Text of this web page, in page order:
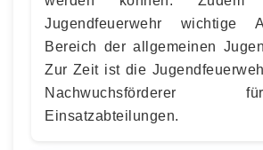
Jugendfeuerwehr wichtige
Bereich der allgemeinen
Zur Zeit ist die
Einsatzabteilungen.